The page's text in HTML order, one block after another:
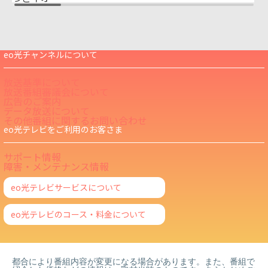
eo光チャンネルについて
データ放送について
その他番組に関するお問い合わせ
eo光テレビをご利用のお客さま
サポート情報
障害・メンテナンス情報
eo光テレビサービスについて
eo光テレビのコース・料金について
都合により番組内容が変更になる場合があります。また、番組で